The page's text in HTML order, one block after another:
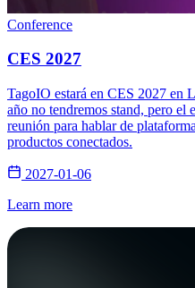
Conference
CES 2027
TagoIO estará en CES 2027 en
año no tendremos stand, pero el
reunión para hablar de
productos conectados.
2027-01-06
Learn more